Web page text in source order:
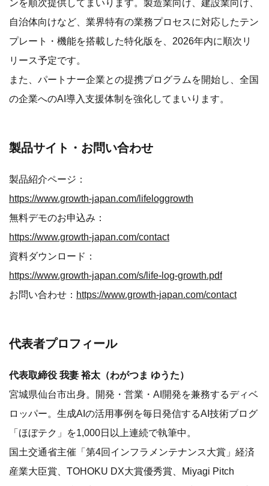
ンを順次提供してまいります。製造業向け、建設業向け、
自治体向けなど、業界特有の業務プロセスに対応したテン
プレート・機能を搭載した特化版を、2026年内に順次リ
リース予定です。
また、パートナー企業との提携プログラムを開始し、全国
の企業へのAI導入支援体制を強化してまいります。
製品サイト・お問い合わせ
製品紹介ページ：
https://www.growth-japan.com/lifeloggrowth
無料デモのお申込み：
https://www.growth-japan.com/contact
資料ダウンロード：
https://www.growth-japan.com/s/life-log-growth.pdf
お問い合わせ： https://www.growth-japan.com/contact
代表者プロフィール
代表取締役 我妻 裕太（わがつま ゆうた）
宮城県仙台市出身。開発・営業・AI開発を兼務するディベ
ロッパー。生成AIの活用事例を毎日発信するAI技術ブログ
「ほぼテク」を1,000日以上連続で執筆中。
国土交通省主催「第4回インフラメンテナンス大賞」経済
産業大臣賞、TOHOKU DX大賞優秀賞、Miyagi Pitch